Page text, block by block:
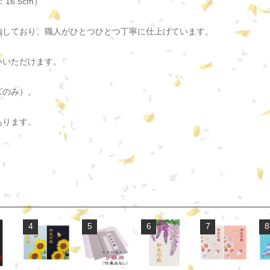
ており、職人がひとつひとつ丁寧に仕上げています。
ただけます。
み）。
ます。
4 5 6 7 8